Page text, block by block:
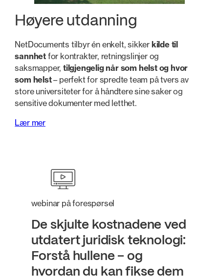
Høyere utdanning
NetDocuments tilbyr én enkelt, sikker kilde til
sannhet for kontrakter, retningslinjer og
saksmapper, tilgjengelig når som helst og hvor
som helst– perfekt for spredte team på tvers av
store universiteter for å håndtere sine saker og
sensitive dokumenter med letthet.
Lær mer
webinar på forespørsel
De skjulte kostnadene ved
utdatert juridisk teknologi:
Forstå hullene – og
hvordan du kan fikse dem